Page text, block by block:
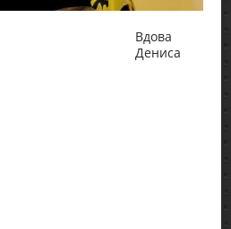
Вдова
Дениса